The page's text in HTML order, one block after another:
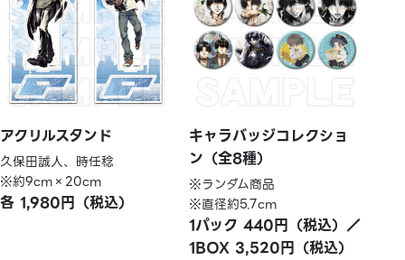
アクリルスタンド
久保田誠人、時任稔
※約9cm×20cm
各 1,980円（税込）
キャラバッジコレクショ
ン（全8種）
※ランダム商品
※直径約5.7cm
1パック 440円（税込）／
1BOX 3,520円（税込）